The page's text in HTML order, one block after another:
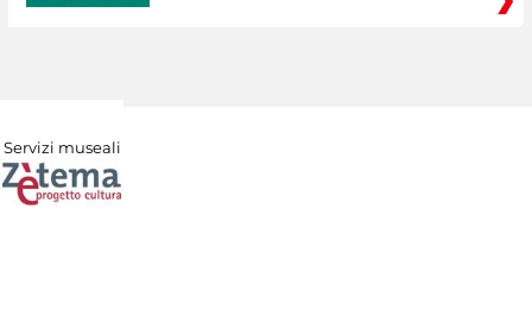
Servizi museali